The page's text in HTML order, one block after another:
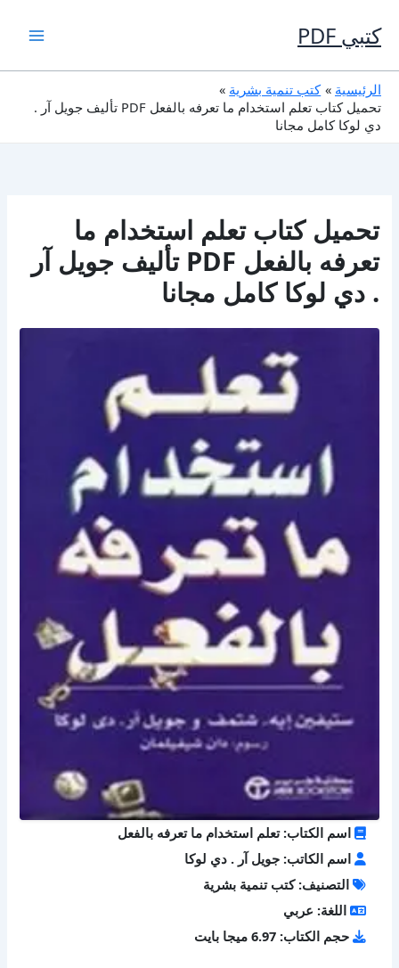
إلى
المحتوى
كتبي PDF
الرئيسية
كتب تنمية بشرية
تحميل كتاب تعلم استخدام ما تعرفه بالفعل PDF تأليف جويل آر .
دي لوكا كامل مجانا
تحميل كتاب تعلم استخدام ما
تعرفه بالفعل PDF تأليف جويل آر
. دي لوكا كامل مجانا
اسم الكتاب: تعلم استخدام ما تعرفه بالفعل
اسم الكاتب: جويل آر . دي لوكا
التصنيف: كتب تنمية بشرية
اللغة: عربي
حجم الكتاب: 6.97 ميجا بايت